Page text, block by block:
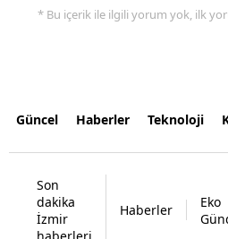
* Bu içerik ile ilgili yorum yok, ilk
Güncel Haberler Teknoloji
Son
dakika
İzmir
haberleri
Haberler
Eko